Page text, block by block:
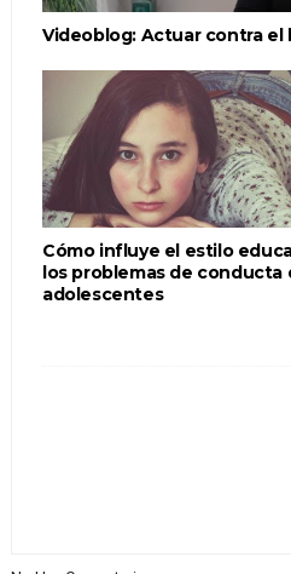
Videoblog: Actuar contra el
Cómo influye el estilo
los problemas de conducta
adolescentes